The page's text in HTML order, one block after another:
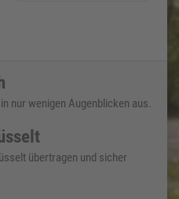
nur wenigen Augenblicken aus.
übertragen und sicher